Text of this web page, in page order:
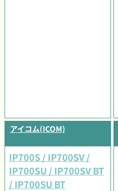
アイコム(ICOM)
IP700S / IP700SV /
IP700SU / IP700SV BT
/ IP700SU BT